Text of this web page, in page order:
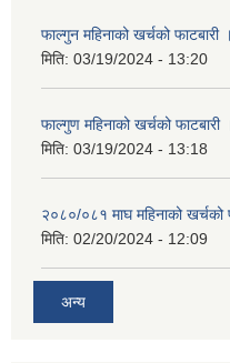
फाल्गुन महिनाको खर्चको फाटबारी ।
मिति: 03/19/2024 - 13:20
फाल्गुण महिनाको खर्चको फाटबारी
मिति: 03/19/2024 - 13:18
२०८०/०८१ माघ महिनाको खर्चको
मिति: 02/20/2024 - 12:09
अन्य